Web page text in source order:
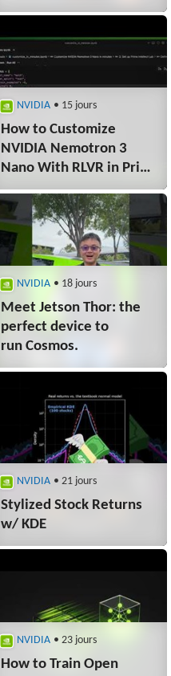
NVIDIA • 15 jours
How to Customize
NVIDIA Nemotron 3
Nano With RLVR in Prime
Intellect Lab
NVIDIA • 18 jours
Meet Jetson Thor: the
perfect device to
run Cosmos.
NVIDIA • 21 jours
Stylized Stock Returns
w/ KDE
NVIDIA • 23 jours
How to Train Open